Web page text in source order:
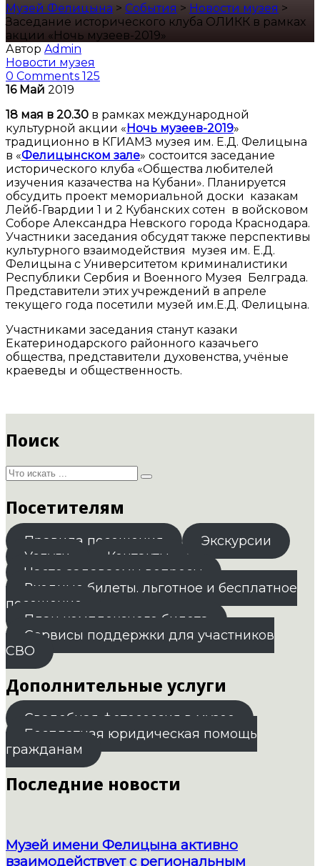
Музей Фелицына > События > Новости музея >
Заседание исторического клуба ОЛИКК в рамках
акции «Ночь музеев-2019»
Автор Admin
Новости музея
0 Comments 125
16 Май 2019
18 мая в 20.30 в рамках международной
культурной акции «Ночь музеев-2019»
традиционно в КГИАМЗ музея им. Е.Д. Фелицына
в «Фелицынском зале» состоится заседание
исторического клуба «Общества любителей
изучения казачества на Кубани». Планируется
обсудить проект мемориальной доски казакам
Лейб-Гвардии 1 и 2 Кубанских сотен в войсковом
Соборе Александра Невского города Краснодара.
Участники заседания обсудят также перспективы
культурного взаимодействия музея им. Е.Д.
Фелицына с Университетом криминалистики
Республики Сербия и Военного Музея Белграда.
Представители этих учреждений в апреле
текущего года посетили музей им.Е.Д. Фелицына.
Участниками заседания станут казаки
Екатеринодарского районного казачьего
общества, представители духовенства, учёные
краеведы и общественность.
Поиск
Посетителям
Правила посещения
Экскурсии
Услуги
Контакты
Часто задаваемы вопросы
Входные билеты. льготное и бесплатное
посещение
План комплексного билета
Сервисы поддержки для участников
СВО
Дополнительные услуги
Свадебная фотосессия в музее
Бесплатная юридическая помощь
гражданам
Последние новости
Музей имени Фелицына активно
взаимодействует с региональным